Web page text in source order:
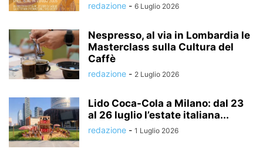
redazione - 6 Luglio 2026
Nespresso, al via in Lombardia le
Masterclass sulla Cultura del
Caffè
redazione - 2 Luglio 2026
Lido Coca-Cola a Milano: dal 23
al 26 luglio l’estate italiana...
redazione - 1 Luglio 2026